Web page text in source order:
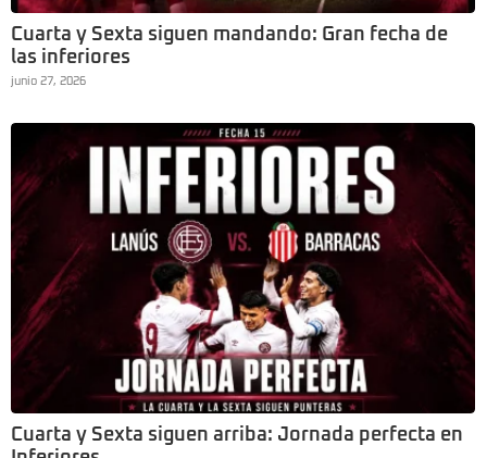
Cuarta y Sexta siguen mandando: Gran fecha de
las inferiores
junio 27, 2026
Cuarta y Sexta siguen arriba: Jornada perfecta en